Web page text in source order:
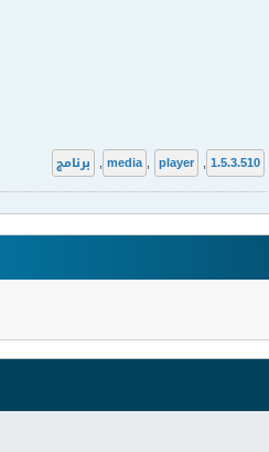
1.5.3.510
,
media , player
, برنامج